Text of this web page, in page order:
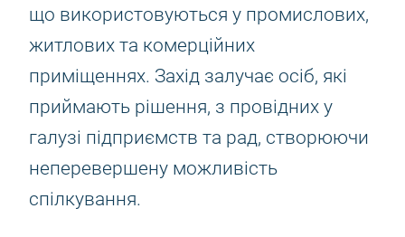
що використовуються у промислових,
житлових та комерційних
приміщеннях. Захід залучає осіб, які
приймають рішення, з провідних у
галузі підприємств та рад, створюючи
неперевершену можливість
спілкування.